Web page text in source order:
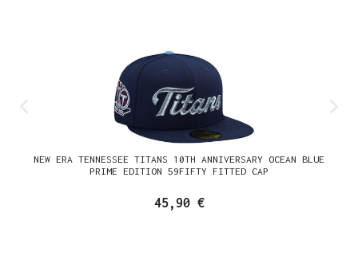
NEW ERA TENNESSEE TITANS 10TH ANNIVERSARY OCEAN BLUE
PRIME EDITION 59FIFTY FITTED CAP
45,90 €